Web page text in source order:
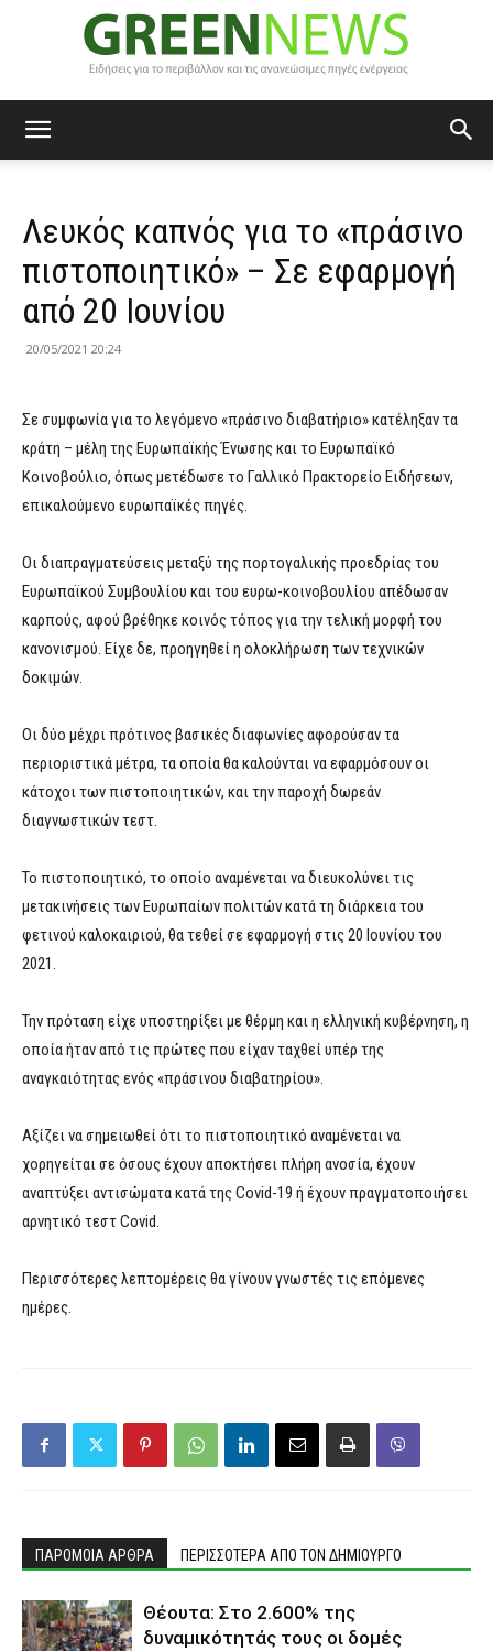
News
Λευκός καπνός για το «πράσινο
πιστοποιητικό» – Σε εφαρμογή
από 20 Ιουνίου
20/05/2021 20:24
Σε συμφωνία για το λεγόμενο «πράσινο διαβατήριο» κατέληξαν τα
κράτη – μέλη της Ευρωπαϊκής Ένωσης και το Ευρωπαϊκό
Κοινοβούλιο, όπως μετέδωσε το Γαλλικό Πρακτορείο Ειδήσεων,
επικαλούμενο ευρωπαϊκές πηγές.
Οι διαπραγματεύσεις μεταξύ της πορτογαλικής προεδρίας του
Ευρωπαϊκού Συμβουλίου και του ευρω-κοινοβουλίου απέδωσαν
καρπούς, αφού βρέθηκε κοινός τόπος για την τελική μορφή του
κανονισμού. Είχε δε, προηγηθεί η ολοκλήρωση των τεχνικών
δοκιμών.
Οι δύο μέχρι πρότινος βασικές διαφωνίες αφορούσαν τα
περιοριστικά μέτρα, τα οποία θα καλούνται να εφαρμόσουν οι
κάτοχοι των πιστοποιητικών, και την παροχή δωρεάν
διαγνωστικών τεστ.
Το πιστοποιητικό, το οποίο αναμένεται να διευκολύνει τις
μετακινήσεις των Ευρωπαίων πολιτών κατά τη διάρκεια του
φετινού καλοκαιριού, θα τεθεί σε εφαρμογή στις 20 Ιουνίου του
2021.
Την πρόταση είχε υποστηρίξει με θέρμη και η ελληνική κυβέρνηση, η
οποία ήταν από τις πρώτες που είχαν ταχθεί υπέρ της
αναγκαιότητας ενός «πράσινου διαβατηρίου».
Αξίζει να σημειωθεί ότι το πιστοποιητικό αναμένεται να
χορηγείται σε όσους έχουν αποκτήσει πλήρη ανοσία, έχουν
αναπτύξει αντισώματα κατά της Covid-19 ή έχουν πραγματοποιήσει
αρνητικό τεστ Covid.
Περισσότερες λεπτομέρεις θα γίνουν γνωστές τις επόμενες
ημέρες.
ΠΑΡΟΜΟΙΑ ΑΡΘΡΑ ΠΕΡΙΣΣΟΤΕΡΑ ΑΠΟ ΤΟΝ ΔΗΜΙΟΥΡΓΟ
Θέουτα: Στο 2.600% της
δυναμικότητάς τους οι δομές